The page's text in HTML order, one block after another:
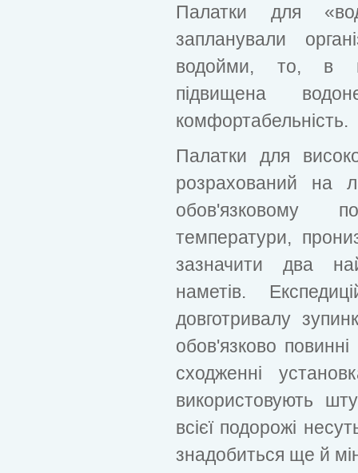
Палатки для
запланували
водойми, то, в
підвищена
комфортабельність.
Палатки для
розрахований на
обов'язковому
температури,
зазначити два
наметів.
довготривалу
обов'язково
сходженні
використовують
всієї подорожі
знадобиться ще й